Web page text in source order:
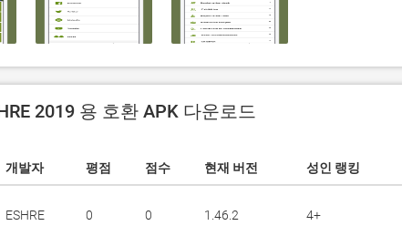
2019 용 호환 APK 다운로드
개발자 평점 점수 현재 버전 성인 랭킹
ESHRE 0 0 1.46.2 4+